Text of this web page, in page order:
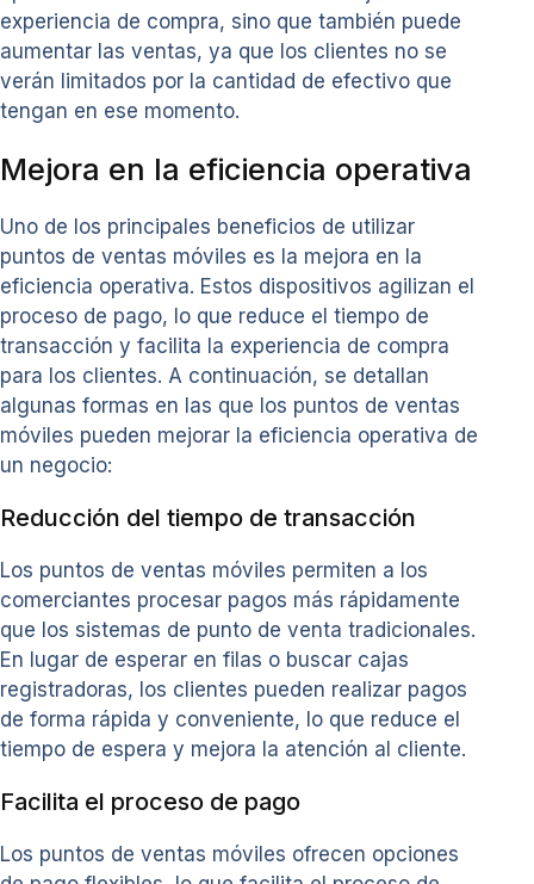
experiencia de compra, sino que también puede
aumentar las ventas, ya que los clientes no se
verán limitados por la cantidad de efectivo que
tengan en ese momento.
Mejora en la eficiencia operativa
Uno de los principales beneficios de utilizar
puntos de ventas móviles es la mejora en la
eficiencia operativa. Estos dispositivos agilizan el
proceso de pago, lo que reduce el tiempo de
transacción y facilita la experiencia de compra
para los clientes. A continuación, se detallan
algunas formas en las que los puntos de ventas
móviles pueden mejorar la eficiencia operativa de
un negocio:
Reducción del tiempo de transacción
Los puntos de ventas móviles permiten a los
comerciantes procesar pagos más rápidamente
que los sistemas de punto de venta tradicionales.
En lugar de esperar en filas o buscar cajas
registradoras, los clientes pueden realizar pagos
de forma rápida y conveniente, lo que reduce el
tiempo de espera y mejora la atención al cliente.
Facilita el proceso de pago
Los puntos de ventas móviles ofrecen opciones